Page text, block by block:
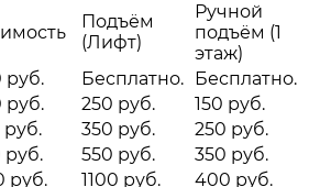
Подъём
(Лифт)
Ручной
подъём (1
этаж)
руб. Бесплатно.
Бесплатно.
руб. 250 руб.
150 руб.
руб. 350 руб.
250 руб.
руб. 550 руб.
350 руб.
руб. 1100 руб.
400 руб.